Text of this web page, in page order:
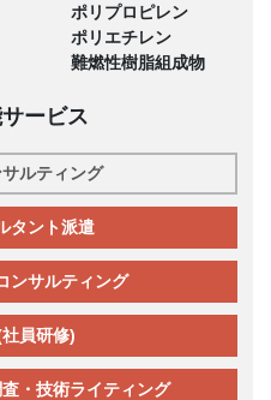
ポリプロピレン
ポリエチレン
難燃性樹脂組成物
ービス
ルティング
タント派遣
ンサルティング
員研修)
・技術ライティング